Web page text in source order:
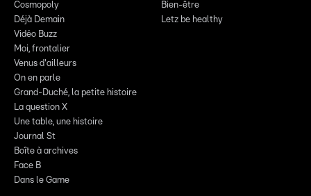
Cosmopoly
Déjà Demain
Vidéo Buzz
Moi, frontalier
Venus d'ailleurs
On en parle
Grand-Duché, la petite histoire
La question X
Une table, une histoire
Journal St
Boîte à archives
Face B
Dans le Game
Bien-être
Letz be healthy